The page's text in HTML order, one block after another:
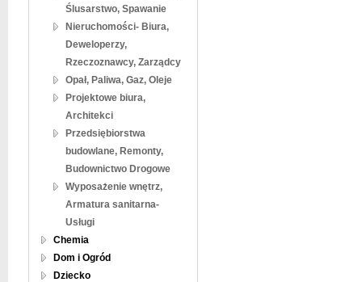
Ślusarstwo, Spawanie
Nieruchomości- Biura,
Deweloperzy,
Rzeczoznawcy, Zarządcy
Opał, Paliwa, Gaz, Oleje
Projektowe biura,
Architekci
Przedsiębiorstwa
budowlane, Remonty,
Budownictwo Drogowe
Wyposażenie wnętrz,
Armatura sanitarna-
Usługi
Chemia
Dom i Ogród
Dziecko